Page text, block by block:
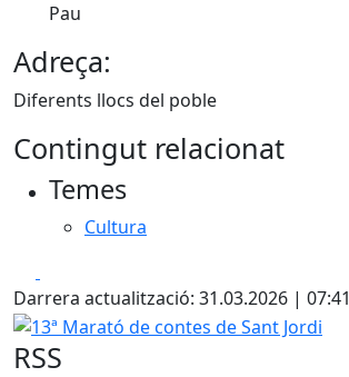
Pau
Adreça:
Diferents llocs del poble
Contingut relacionat
Temes
Cultura
Darrera actualització: 31.03.2026 | 07:41
13ª Marató de contes de Sant Jordi
RSS